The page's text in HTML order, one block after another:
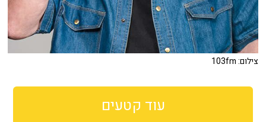
צילום: 103fm
עוד קטעים